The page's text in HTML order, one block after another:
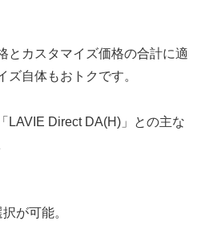
とカスタマイズ価格の合計に適
ズ自体もおトクです。
LAVIE Direct DA(H)」との主な
が可能。